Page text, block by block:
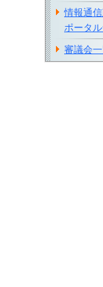
情報通
ポータ
審議会